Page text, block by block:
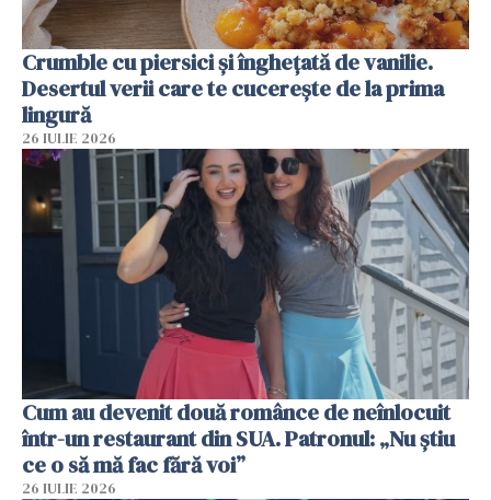
Crumble cu piersici și înghețată de vanilie.
Desertul verii care te cucerește de la prima
lingură
26 IULIE 2026
Cum au devenit două românce de neînlocuit
într-un restaurant din SUA. Patronul: „Nu știu
ce o să mă fac fără voi”
26 IULIE 2026